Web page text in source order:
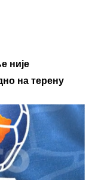
није
на терену